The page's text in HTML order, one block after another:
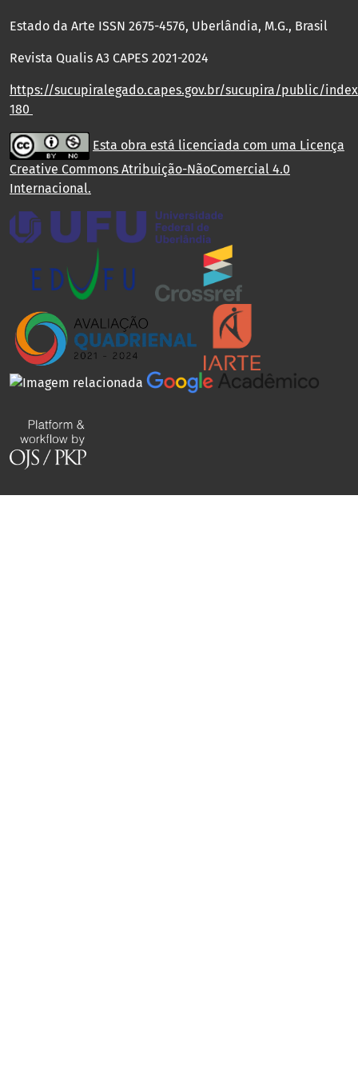
Estado da Arte ISSN 2675-4576, Uberlândia, M.G., Brasil
Revista Qualis A3 CAPES 2021-2024
https://sucupiralegado.capes.gov.br/sucupira/public/
180
Esta obra está licenciada com uma Licença
Creative Commons Atribuição-NãoComercial 4.0
Internacional.